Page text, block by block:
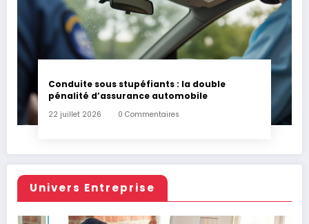
Conduite sous stupéfiants : la double
pénalité d’assurance automobile
22 juillet 2026 0 Commentaires
Univers Entreprise